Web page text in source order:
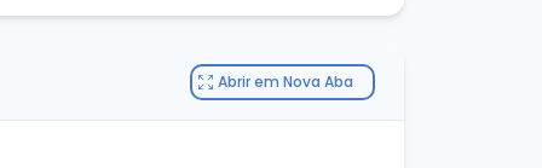
Abrir em Nova Aba